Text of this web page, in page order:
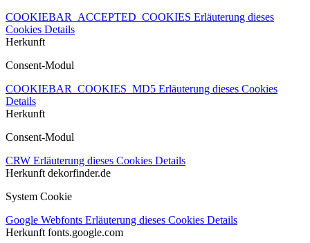
COOKIEBAR_ACCEPTED_COOKIES Erläuterung dieses
Cookies Details
Herkunft
Consent-Modul
COOKIEBAR_COOKIES_MD5 Erläuterung dieses Cookies
Details
Herkunft
Consent-Modul
CRW Erläuterung dieses Cookies Details
Herkunft dekorfinder.de
System Cookie
Google Webfonts Erläuterung dieses Cookies Details
Herkunft fonts.google.com